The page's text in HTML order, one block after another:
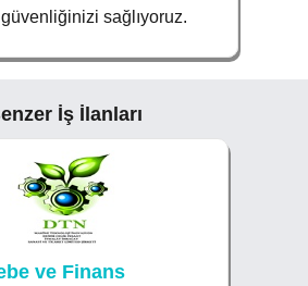
sağlıyoruz.
İş İlanları
ve Finans